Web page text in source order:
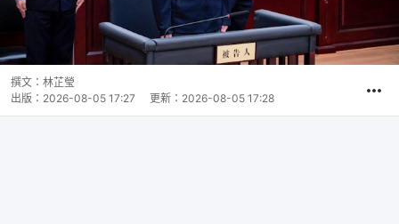
撰文： 林芷瑩
出版： 2026-08-05 17:27 更新： 2026-08-05 17:28